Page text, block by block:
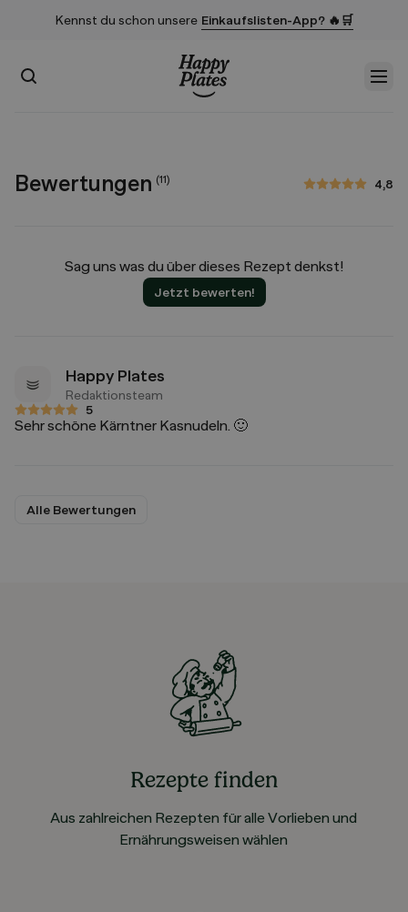
Kennst du schon unsere Einkaufslisten-App? 🔥🛒
Suchen
Bewertungen (11) 4,8
4,8 von 5 Sternen
Sag uns was du über dieses Rezept denkst!
Jetzt bewerten!
Happy Plates
Redaktionsteam
5
5 von 5 Sternen
Sehr schöne Kärntner Kasnudeln. 🙂
Alle Bewertungen
Rezepte finden
Aus zahlreichen Rezepten für alle Vorlieben und
Ernährungsweisen wählen